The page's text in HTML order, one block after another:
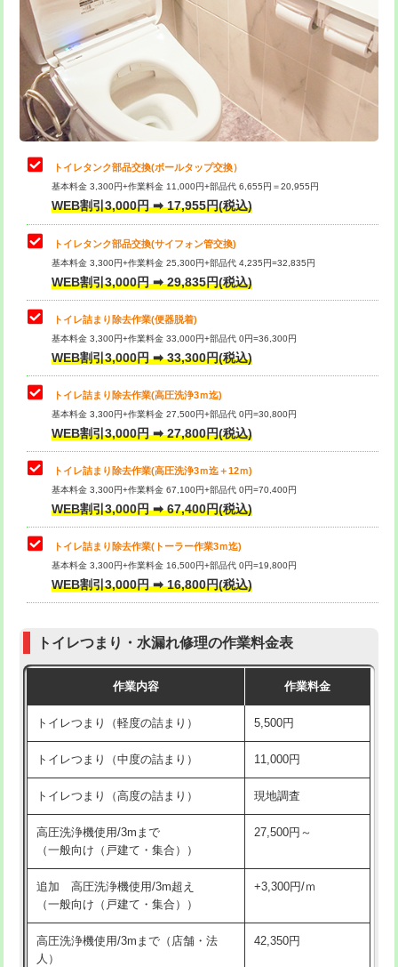
トイレタンク部品交換(ボールタップ交換）
基本料金 3,300円+作業料金 11,000円+部品代 6,655円＝20,955円
WEB割引3,000円 ➡ 17,955円(税込)
トイレタンク部品交換(サイフォン管交換)
基本料金 3,300円+作業料金 25,300円+部品代 4,235円=32,835円
WEB割引3,000円 ➡ 29,835円(税込)
トイレ詰まり除去作業(便器脱着)
基本料金 3,300円+作業料金 33,000円+部品代 0円=36,300円
WEB割引3,000円 ➡ 33,300円(税込)
トイレ詰まり除去作業(高圧洗浄3ｍ迄)
基本料金 3,300円+作業料金 27,500円+部品代 0円=30,800円
WEB割引3,000円 ➡ 27,800円(税込)
トイレ詰まり除去作業(高圧洗浄3ｍ迄＋12ｍ)
基本料金 3,300円+作業料金 67,100円+部品代 0円=70,400円
WEB割引3,000円 ➡ 67,400円(税込)
トイレ詰まり除去作業(トーラー作業3ｍ迄)
基本料金 3,300円+作業料金 16,500円+部品代 0円=19,800円
WEB割引3,000円 ➡ 16,800円(税込)
トイレつまり・水漏れ修理の作業料金表
作業内容 作業料金
トイレつまり（軽度の詰まり） 5,500円
トイレつまり（中度の詰まり） 11,000円
トイレつまり（高度の詰まり） 現地調査
高圧洗浄機使用/3mまで
（一般向け（戸建て・集合））
27,500円～
追加 高圧洗浄機使用/3m超え
（一般向け（戸建て・集合））
+3,300円/ｍ
高圧洗浄機使用/3mまで（店舗・法
人）
42,350円